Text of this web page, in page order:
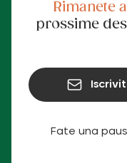
Fate una
Rimanete
prossime